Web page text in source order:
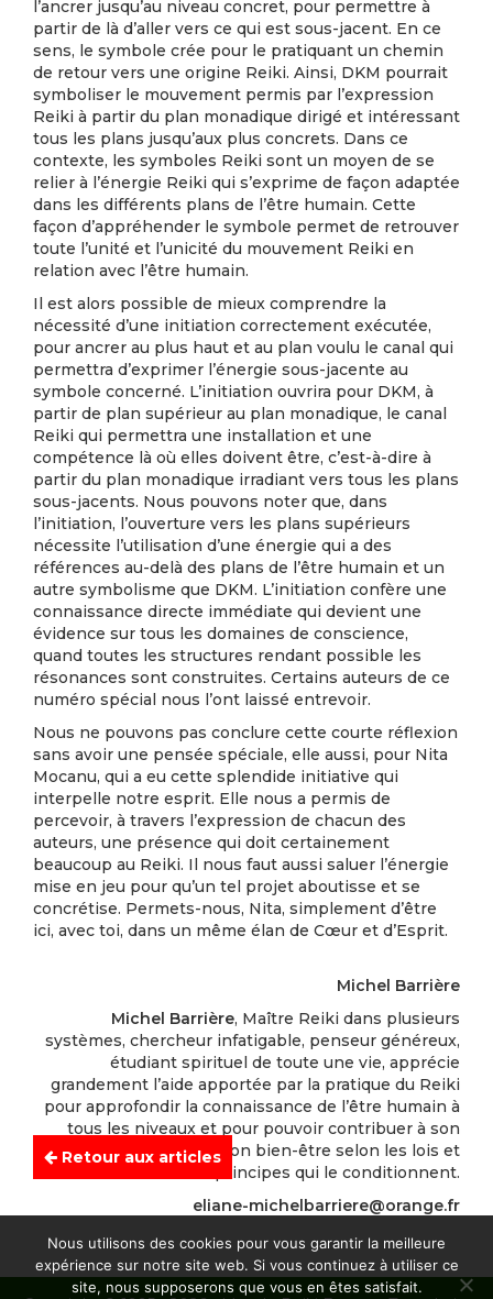
Retour aux articles
l’ancrer jusqu’au niveau concret, pour permettre à
partir de là d’aller vers ce qui est sous-jacent. En ce
sens, le symbole crée pour le pratiquant un chemin
de retour vers une origine Reiki. Ainsi, DKM pourrait
symboliser le mouvement permis par l’expression
Reiki à partir du plan monadique dirigé et intéressant
tous les plans jusqu’aux plus concrets. Dans ce
contexte, les symboles Reiki sont un moyen de se
relier à l’énergie Reiki qui s’exprime de façon adaptée
dans les différents plans de l’être humain. Cette
façon d’appréhender le symbole permet de retrouver
toute l’unité et l’unicité du mouvement Reiki en
relation avec l’être humain.
Il est alors possible de mieux comprendre la
nécessité d’une initiation correctement exécutée,
pour ancrer au plus haut et au plan voulu le canal qui
permettra d’exprimer l’énergie sous-jacente au
symbole concerné. L’initiation ouvrira pour DKM, à
partir de plan supérieur au plan monadique, le canal
Reiki qui permettra une installation et une
compétence là où elles doivent être, c’est-à-dire à
partir du plan monadique irradiant vers tous les plans
sous-jacents. Nous pouvons noter que, dans
l’initiation, l’ouverture vers les plans supérieurs
nécessite l’utilisation d’une énergie qui a des
références au-delà des plans de l’être humain et un
autre symbolisme que DKM. L’initiation confère une
connaissance directe immédiate qui devient une
évidence sur tous les domaines de conscience,
quand toutes les structures rendant possible les
résonances sont construites. Certains auteurs de ce
numéro spécial nous l’ont laissé entrevoir.
Nous ne pouvons pas conclure cette courte réflexion
sans avoir une pensée spéciale, elle aussi, pour Nita
Mocanu, qui a eu cette splendide initiative qui
interpelle notre esprit. Elle nous a permis de
percevoir, à travers l’expression de chacun des
auteurs, une présence qui doit certainement
beaucoup au Reiki. Il nous faut aussi saluer l’énergie
mise en jeu pour qu’un tel projet aboutisse et se
concrétise. Permets-nous, Nita, simplement d’être
ici, avec toi, dans un même élan de Cœur et d’Esprit.
Michel Barrière
Michel Barrière, Maître Reiki dans plusieurs
systèmes, chercheur infatigable, penseur généreux,
étudiant spirituel de toute une vie, apprécie
grandement l’aide apportée par la pratique du Reiki
pour approfondir la connaissance de l’être humain à
tous les niveaux et pour pouvoir contribuer à son
évolution et à son bien-être selon les lois et
principes qui le conditionnent.
eliane-michelbarriere@orange.fr
Nous utilisons des cookies pour vous garantir la meilleure
expérience sur notre site web. Si vous continuez à utiliser ce
site, nous supposerons que vous en êtes satisfait.